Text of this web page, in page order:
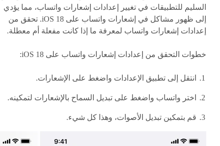
السليم للتطبيقات في تغيير إعدادات إشعارات واتساب، مما يؤدي
إلى ظهور مشاكل في إشعارات واتساب على iOS 18. تحقق من
إعدادات إشعارات واتساب لمعرفة ما إذا كانت مفعلة أم معطلة.
خطوات التحقق من إعدادات إشعارات واتساب على iOS 18:
انتقل إلى تطبيق الإعدادات واضغط على الإشعارات.
اختر واتساب واضغط على تبديل السماح بالإشعارات لتمكينه.
قم بتمكين تبديل الأصوات، وهذا كل شيء.